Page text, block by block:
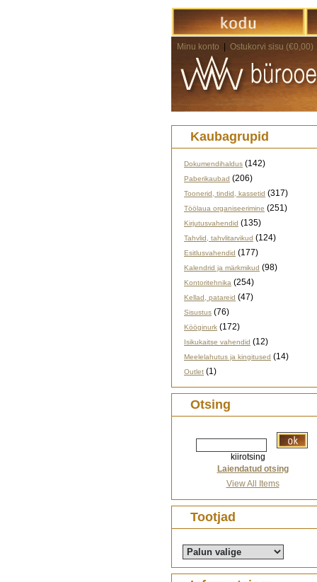
Minu konto Ostukorvi sisu (€0,00)
Kaubagrupid
Dokumendihaldus (142)
Paberikaubad (206)
Toonerid, tindid, kassetid (317)
Töölaua organiseerimine (251)
Kirjutusvahendid (135)
Tahvlid, tahvlitarvikud (124)
Esitlusvahendid (177)
Kalendrid ja märkmikud (98)
Kontoritehnika (254)
Kellad, patareid (47)
Sisustus (76)
Kööginurk (172)
Isikukaitse vahendid (12)
Meelelahutus ja kingitused (14)
Outlet (1)
Otsing
kiirotsing
Laiendatud otsing
View All Items
Tootjad